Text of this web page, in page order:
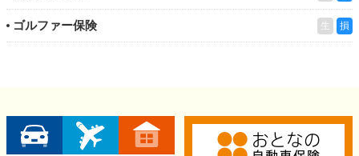
ゴルファー保険 生 損